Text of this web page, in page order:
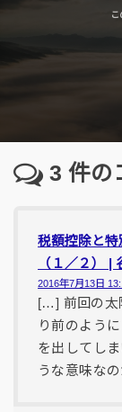
3 件の
税額控除と
（１／２） |
2016年7月13日
[…] 前回の太
り前のよう
を出してし
うな意味な